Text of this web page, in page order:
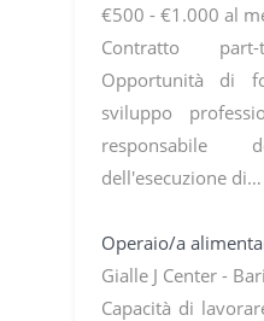
€500 - €1.000 al
Contratto
Opportunità di
sviluppo
dell'esecuzione di…
Operaio/a
Gialle J Center -
Capacità di